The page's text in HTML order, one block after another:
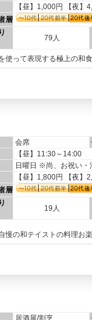
【昼】1,000円 【夜】
層
79人
使って表現する極上の和
会席
【昼】11:30～14:00
日曜日 ※尚、お祝い・
【昼】1,800円 【夜】
層
19人
慢の和テイストの料理お
居酒屋/割烹